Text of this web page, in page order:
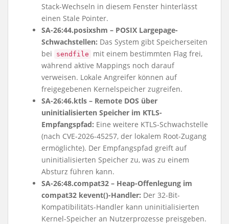
Stack-Wechseln in diesem Fenster hinterlässt
einen Stale Pointer.
SA-26:44.posixshm – POSIX Largepage-
Schwachstellen: Das System gibt Speicherseiten
bei
sendfile
mit einem bestimmten Flag frei,
während aktive Mappings noch darauf
verweisen. Lokale Angreifer können auf
freigegebenen Kernelspeicher zugreifen.
SA-26:46.ktls – Remote DOS über
uninitialisierten Speicher im KTLS-
Empfangspfad: Eine weitere KTLS-Schwachstelle
(nach CVE-2026-45257, der lokalem Root-Zugang
ermöglichte). Der Empfangspfad greift auf
uninitialisierten Speicher zu, was zu einem
Absturz führen kann.
SA-26:48.compat32 – Heap-Offenlegung im
compat32 kevent()-Handler: Der 32-Bit-
Kompatibilitäts-Handler kann uninitialisierten
Kernel-Speicher an Nutzerprozesse preisgeben.